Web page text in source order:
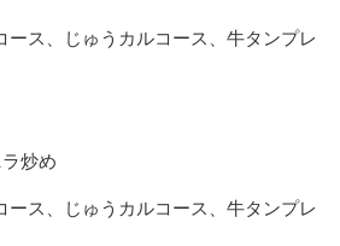
ース、じゅうカルコース、牛タンプレ
炒め
ース、じゅうカルコース、牛タンプレ